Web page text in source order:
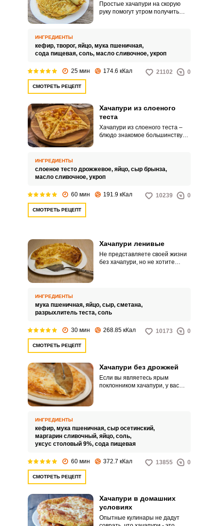
Простые хачапури на скорую
руку помогут утром получить
ИНГРЕДИЕНТЫ
кефир, творог, яйцо, мука пшеничная,
сода пищевая, соль, масло сливочное, укроп
25 мин 174.6 кКал 21102 0
СМОТРЕТЬ РЕЦЕПТ
Хачапури из слоеного
теста
Хачапури из слоеного теста –
блюдо знакомое большинству
Приготовить такую выпечку
совсем несложно, учитывая то,
найдете в своем холодильнике.
ИНГРЕДИЕНТЫ
слоеное тесто дрожжевое, яйцо, сыр брынза,
масло сливочное, укроп
60 мин 191.9 кКал 10239 0
СМОТРЕТЬ РЕЦЕПТ
Хачапури ленивые
Не представляете своей жизни
без хачапури, но не хотите
что сыр сразу перемешивается
с тестом.
ИНГРЕДИЕНТЫ
мука пшеничная, яйцо, сыр, сметана,
разрыхлитель теста, соль
30 мин 268.85 кКал 10173 0
СМОТРЕТЬ РЕЦЕПТ
Хачапури без дрожжей
Если вы являетесь ярым
поклонником хачапури, у вас
самостоятельно. И лучше всего
отдать предпочтение второму
варианту.
ИНГРЕДИЕНТЫ
кефир, мука пшеничная, сыр осетинский,
маргарин сливочный, яйцо, соль,
уксус столовый 9%, сода пищевая
60 мин 372.7 кКал 13855 0
СМОТРЕТЬ РЕЦЕПТ
Хачапури в домашних
условиях
Опытные кулинары не дадут
ВХОД НА САЙТ
Войдите
с помощью социальных сетей:
или